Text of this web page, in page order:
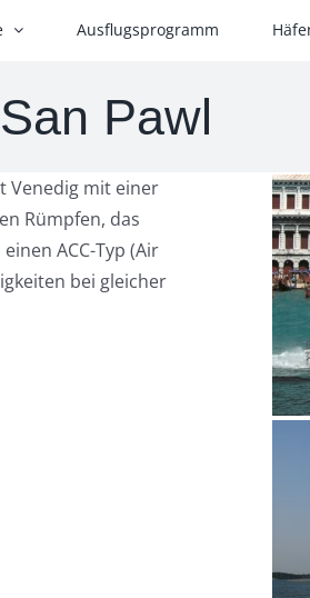
Ausflugsprogramm
Pawl
Venedig mit einer
Rümpfen, das
ACC-Typ (Air
bei gleicher